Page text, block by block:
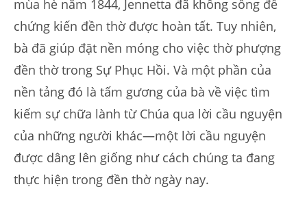
mùa hè năm 1844, Jennetta đã không sống để
chứng kiến đền thờ được hoàn tất. Tuy nhiên,
bà đã giúp đặt nền móng cho việc thờ phượng
đền thờ trong Sự Phục Hồi. Và một phần của
nền tảng đó là tấm gương của bà về việc tìm
kiếm sự chữa lành từ Chúa qua lời cầu nguyện
của những người khác—một lời cầu nguyện
được dâng lên giống như cách chúng ta đang
thực hiện trong đền thờ ngày nay.